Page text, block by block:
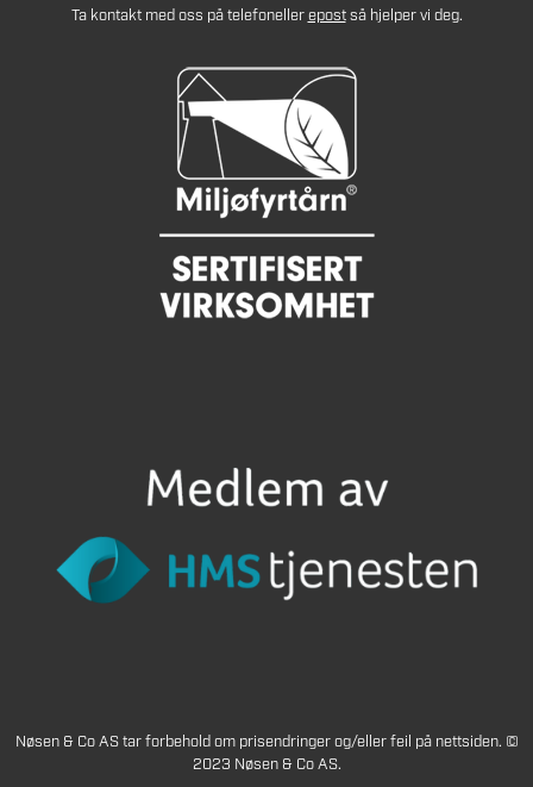
Ta kontakt med oss på telefonellerepostså hjelper vi deg.
Nøsen & Co AS tar forbehold om prisendringer og/eller feil på nettsiden. ©
2023 Nøsen & Co AS.